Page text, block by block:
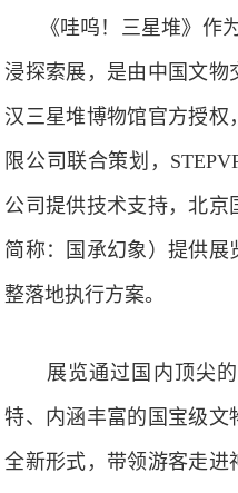
《哇呜！三星堆》作
浸探索展，是由中国文物
汉三星堆博物馆官方授权
限公司联合策划，
公司提供技术支持，北京
简称：国承幻象）提供
整落地执行方案。
展览通过国内顶尖
特、内涵丰富的国宝级文
全新形式，带领游客走进